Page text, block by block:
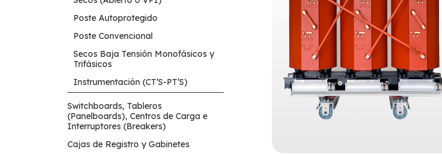
Poste Autoprotegido
Poste Convencional
Secos Baja Tensión Monofásicos y
Trifásicos
Instrumentación (CT’S-PT’S)
Switchboards, Tableros
(Panelboards), Centros de Carga e
Interruptores (Breakers)
Cajas de Registro y Gabinetes